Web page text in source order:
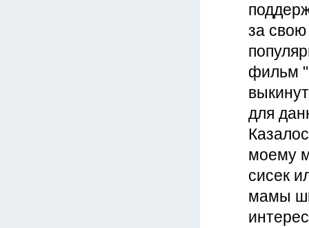
за
фильм
для
моему
сисек
мамы